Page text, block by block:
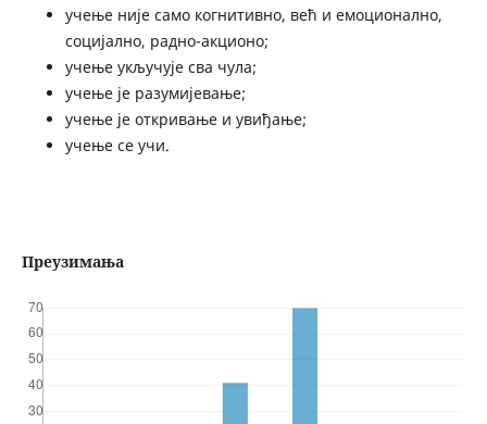
учење није само когнитивно, већ и емоционално,
социјално, радно-акционо;
учење укључује сва чула;
учење је разумијевање;
учење је откривање и увиђање;
учење се учи.
Преузимања